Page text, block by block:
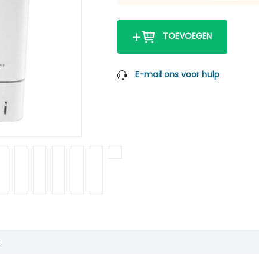
TOEVOEGEN
E-mail ons voor hulp